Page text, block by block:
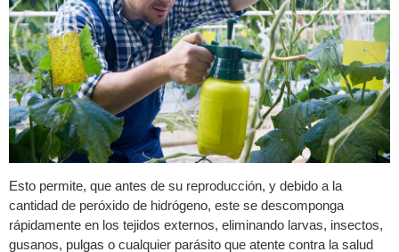
Esto permite, que antes de su reproducción, y debido a la
cantidad de peróxido de hidrógeno, este se descomponga
rápidamente en los tejidos externos, eliminando larvas, insectos,
gusanos, pulgas o cualquier parásito que atente contra la salud